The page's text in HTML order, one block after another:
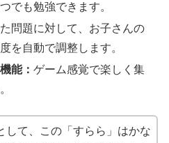
でも勉強できます。
問題に対して、お子さんの
を自動で調整します。
能：ゲーム感覚で楽しく集
して、この「すらら」はかな